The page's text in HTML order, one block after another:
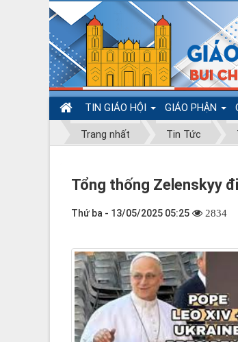
TIN GIÁO HỘI GIÁO PHẬN
Trang nhất Tin Tức
Tổng thống Zelenskyy
Thứ ba - 13/05/2025 05:25 2834